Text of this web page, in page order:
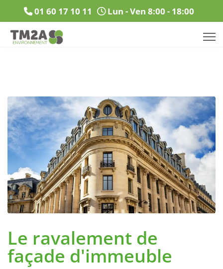
01 60 17 10 11 Lun - Ven 8:00 - 18:00
Le ravalement de
façade d'immeuble